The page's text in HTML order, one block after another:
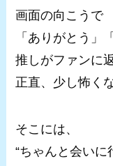
画面の向こうで
「ありがとう」
推しがファンに
正直、少し怖く
そこには、
“ちゃんと会いに